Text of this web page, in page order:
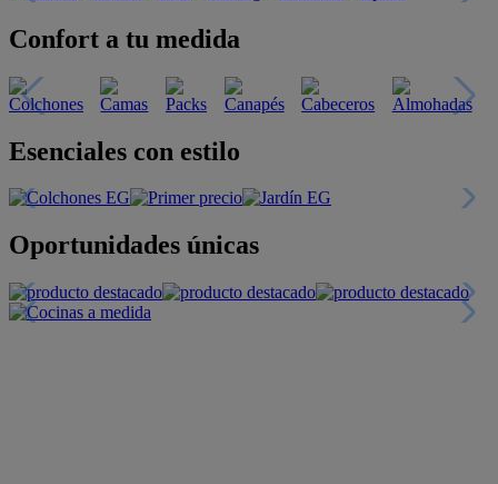
Confort a tu medida
Esenciales con estilo
Oportunidades únicas